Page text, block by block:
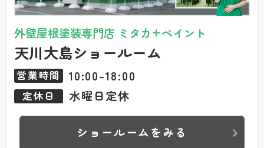
外壁屋根塗装専門店 ミタカ+ペイント
天川大島ショールーム
営業時間 10:00-18:00
定休日 水曜日定休
ショールームをみる